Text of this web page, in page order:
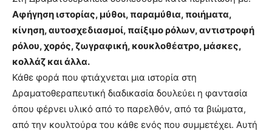
Αφήγηση ιστορίας, μύθοι, παραμύθια, ποιήματα,
κίνηση, αυτοσχεδιασμοί, παίξιμο ρόλων, αντιστροφή
ρόλου, χορός, ζωγραφική, κουκλοθέατρο, μάσκες,
κολλάζ και άλλα.
Κάθε φορά που φτιάχνεται μια ιστορία στη
Δραματοθεραπευτική διαδικασία δουλεύει η φαντασία
όπου φέρνει υλικό από το παρελθόν, από τα βιώματα,
από την κουλτούρα του κάθε ενός που συμμετέχει. Αυτή